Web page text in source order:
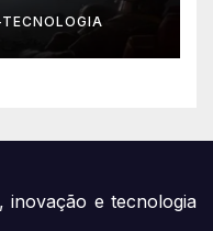
inovação e tecnologia